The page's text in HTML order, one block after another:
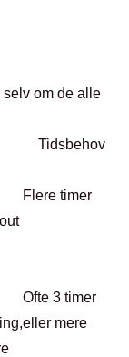
om de alle
Tidsbehov
Flere timer
Ofte 3 timer
eller mere